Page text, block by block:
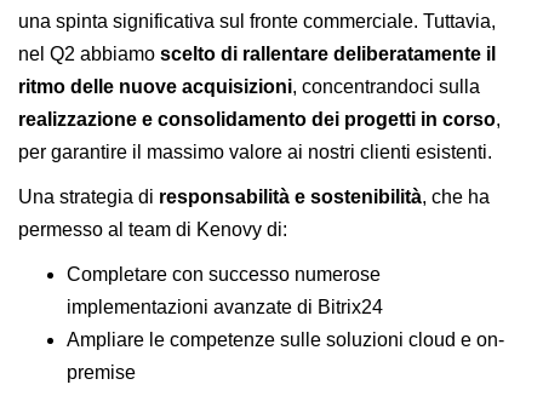
una spinta significativa sul fronte commerciale. Tuttavia,
nel Q2 abbiamo scelto di rallentare deliberatamente il
ritmo delle nuove acquisizioni, concentrandoci sulla
realizzazione e consolidamento dei progetti in corso,
per garantire il massimo valore ai nostri clienti esistenti.
Una strategia di responsabilità e sostenibilità, che ha
permesso al team di Kenovy di:
Completare con successo numerose
implementazioni avanzate di Bitrix24
Ampliare le competenze sulle soluzioni cloud e on-
premise